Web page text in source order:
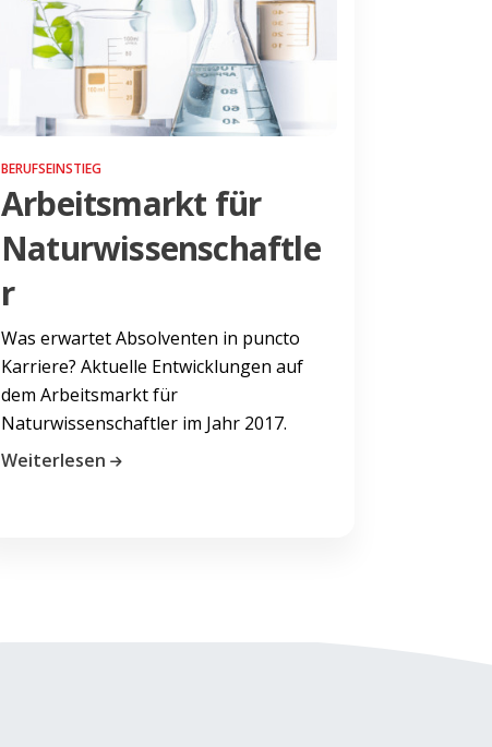
BERUFSEINSTIEG
Arbeitsmarkt für
Naturwissenschaftle
r
Was erwartet Absolventen in puncto
Karriere? Aktuelle Entwicklungen auf
dem Arbeitsmarkt für
Naturwissenschaftler im Jahr 2017.
Weiterlesen